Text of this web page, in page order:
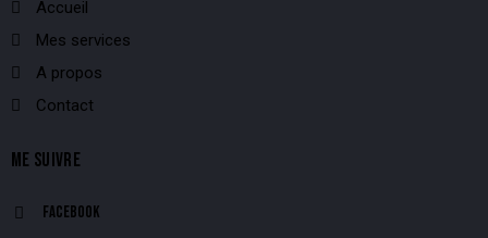
Accueil
Mes services
A propos
Contact
ME SUIVRE
Facebook